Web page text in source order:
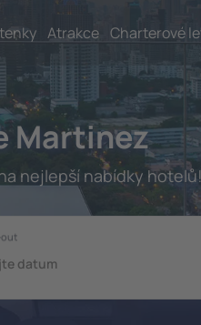
Atrakce Charterové
Martinez
nejlepší nabídky hotelů!